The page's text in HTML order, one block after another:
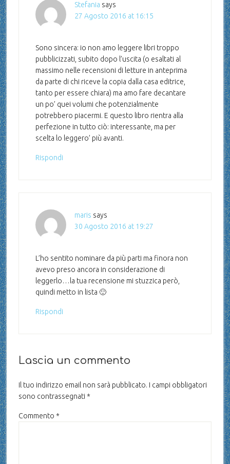
Stefania says
27 Agosto 2016 at 16:15
Sono sincera: io non amo leggere libri troppo
pubblicizzati, subito dopo l’uscita (o esaltati al
massimo nelle recensioni di letture in anteprima
da parte di chi riceve la copia dalla casa editrice,
tanto per essere chiara) ma amo fare decantare
un po’ quei volumi che potenzialmente
potrebbero piacermi. E questo libro rientra alla
perfezione in tutto ciò: interessante, ma per
scelta lo leggero’ più avanti.
Rispondi
maris says
30 Agosto 2016 at 19:27
L’ho sentito nominare da più parti ma finora non
avevo preso ancora in considerazione di
leggerlo…la tua recensione mi stuzzica però,
quindi metto in lista 🙂
Rispondi
Lascia un commento
Il tuo indirizzo email non sarà pubblicato. I campi obbligatori
sono contrassegnati *
Commento *